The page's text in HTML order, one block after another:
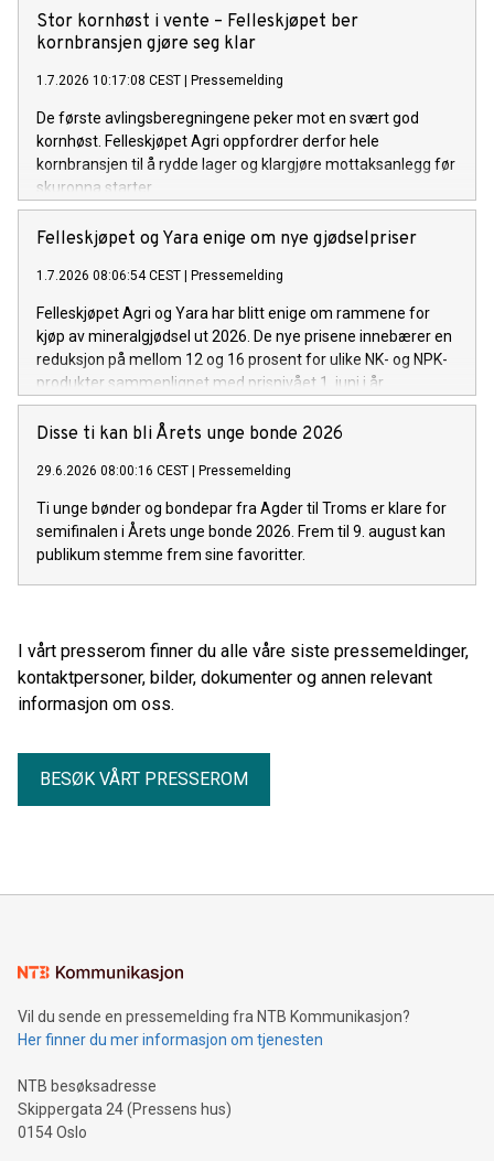
Stor kornhøst i vente – Felleskjøpet ber
kornbransjen gjøre seg klar
1.7.2026 10:17:08 CEST Pressemelding
De første avlingsberegningene peker mot en svært god
kornhøst. Felleskjøpet Agri oppfordrer derfor hele
kornbransjen til å rydde lager og klargjøre mottaksanlegg før
skuronna starter.
Felleskjøpet og Yara enige om nye gjødselpriser
1.7.2026 08:06:54 CEST Pressemelding
Felleskjøpet Agri og Yara har blitt enige om rammene for
kjøp av mineralgjødsel ut 2026. De nye prisene innebærer en
reduksjon på mellom 12 og 16 prosent for ulike NK- og NPK-
produkter sammenlignet med prisnivået 1. juni i år.
Disse ti kan bli Årets unge bonde 2026
29.6.2026 08:00:16 CEST Pressemelding
Ti unge bønder og bondepar fra Agder til Troms er klare for
semifinalen i Årets unge bonde 2026. Frem til 9. august kan
publikum stemme frem sine favoritter.
I vårt presserom finner du alle våre siste pressemeldinger,
kontaktpersoner, bilder, dokumenter og annen relevant
informasjon om oss.
BESØK VÅRT PRESSEROM
Vil du sende en pressemelding fra NTB Kommunikasjon?
Her finner du mer informasjon om tjenesten
NTB besøksadresse
Skippergata 24 (Pressens hus)
0154 Oslo